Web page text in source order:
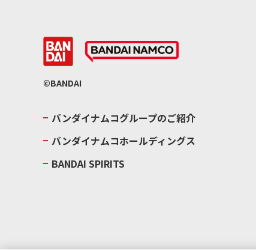
©BANDAI
バンダイナムコグループのご紹介
バンダイナムコホールディングス
BANDAI SPIRITS